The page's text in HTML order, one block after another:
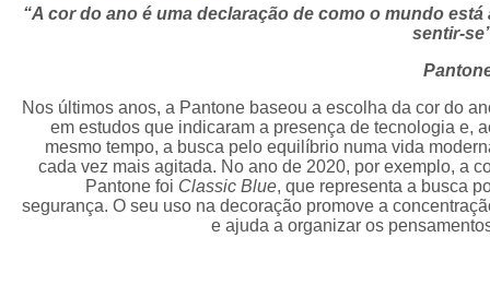
“A cor do ano é uma declaração de como o mundo está
sentir-
Nos últimos anos, a Pantone baseou a escolha da cor do
em estudos que indicaram a presença de tecnologia e,
mesmo tempo, a busca pelo equilíbrio numa vida
cada vez mais agitada. No ano de 2020, por exemplo, a
Pantone foi Classic Blue, que representa a busca
segurança. O seu uso na decoração promove a
e ajuda a organizar os